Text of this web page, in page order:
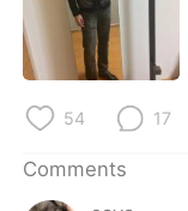
Türkçe
Português
54 17
Comments